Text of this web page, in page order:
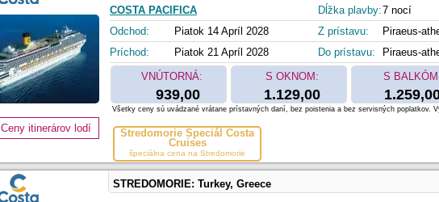
COSTA PACIFICA
Odchod:
Piatok 14 Apríl 2028
Príchod:
Piatok 21 Apríl 2028
Dĺžka plavby:7 nocí
Z prístavu:
Piraeus-
Do prístavu:
Piraeus-
VNÚTORNÁ:
939,00
S OKNOM:
1.129,00
S
Stredomorie Špeciál Costa
Cruises
špeciálna cena na Stredomorie
Ceny itinerárov lodí
Všetky ceny sú uvádzané vrátane prístavných daní, bez poistenia a bez servisných poplatkov.
STREDOMORIE: Turkey, Greece